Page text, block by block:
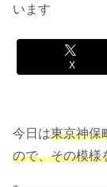
います
X
今日は東京神保
ので、その模様